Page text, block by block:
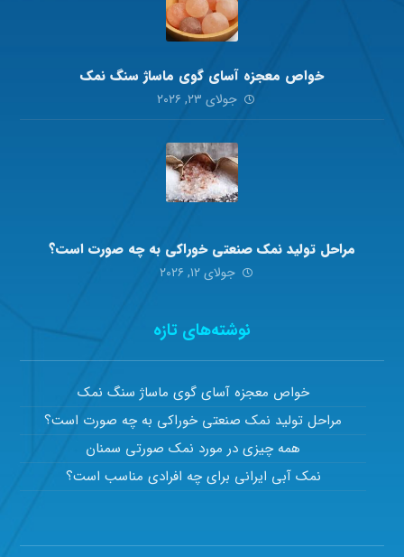
خواص معجزه آسای گوی ماساژ سنگ نمک
جولای ۲۳, ۲۰۲۶
مراحل تولید نمک صنعتی خوراکی به چه صورت است؟
جولای ۱۲, ۲۰۲۶
نوشته‌های تازه
خواص معجزه آسای گوی ماساژ سنگ نمک
مراحل تولید نمک صنعتی خوراکی به چه صورت است؟
همه چیزی در مورد نمک صورتی سمنان
نمک آبی ایرانی برای چه افرادی مناسب است؟